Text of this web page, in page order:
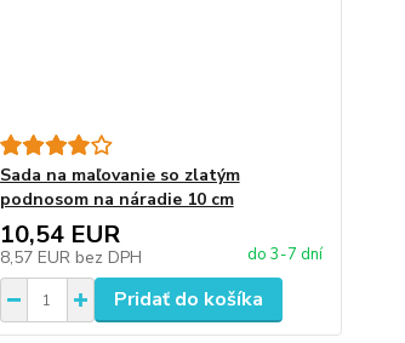
Sada na maľovanie so zlatým
podnosom na náradie 10 cm
10,54 EUR
8,57 EUR bez DPH do 3-7 dní
Pridať do košíka